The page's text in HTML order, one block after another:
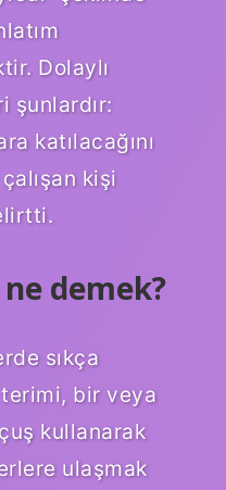
Dolaylı
şunlardır:
katılacağını
kişi
demek?
sıkça
bir veya
kullanarak
ulaşmak